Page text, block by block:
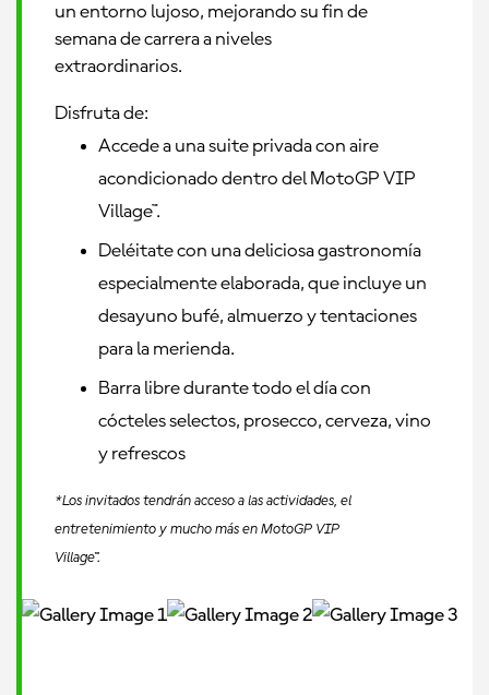
un entorno lujoso, mejorando su fin de
semana de carrera a niveles
extraordinarios.
Disfruta de:
Accede a una suite privada con aire
acondicionado dentro del MotoGP VIP
Village™.
Deléitate con una deliciosa gastronomía
especialmente elaborada, que incluye un
desayuno bufé, almuerzo y tentaciones
para la merienda.
Barra libre durante todo el día con
cócteles selectos, prosecco, cerveza, vino
y refrescos
*Los invitados tendrán acceso a las actividades, el
entretenimiento y mucho más en MotoGP VIP
Village™.